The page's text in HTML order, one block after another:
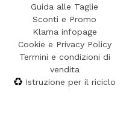
Guida alle Taglie
Sconti e Promo
Klarna infopage
Cookie e Privacy Policy
Termini e condizioni di
vendita
Istruzione per il riciclo